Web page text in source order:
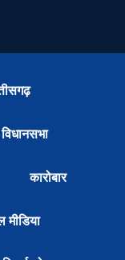
कारोबार
मीडिया